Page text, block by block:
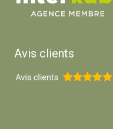
Avis clients